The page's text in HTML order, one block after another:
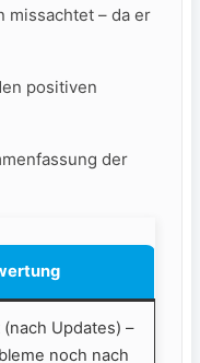
missachtet – da er
positiven
der
(nach Updates) –
noch nach